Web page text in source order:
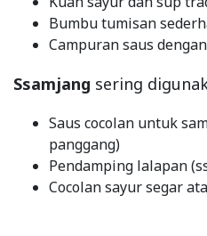
Bumbu tumisan
Campuran saus
Ssamjang sering
Saus cocolan untuk
panggang)
Pendamping lalapan
Cocolan sayur segar